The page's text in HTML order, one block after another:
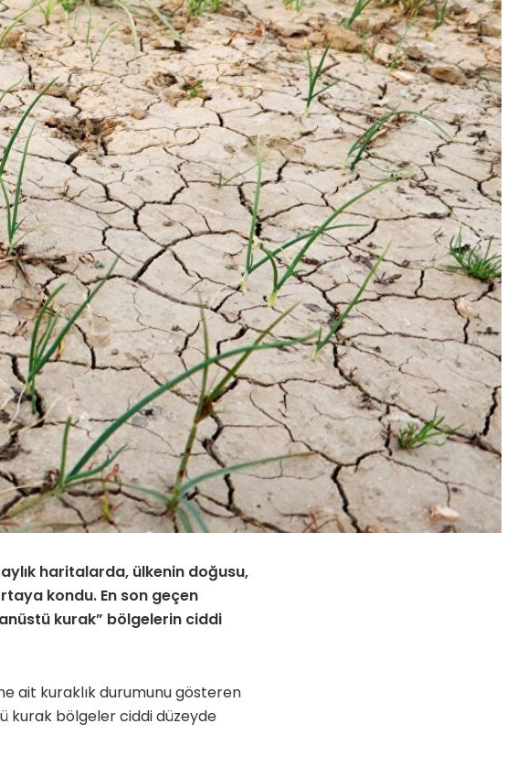
haritalarda, ülkenin doğusu,
kondu. En son geçen
kurak” bölgelerin ciddi
ait kuraklık durumunu gösteren
kurak bölgeler ciddi düzeyde